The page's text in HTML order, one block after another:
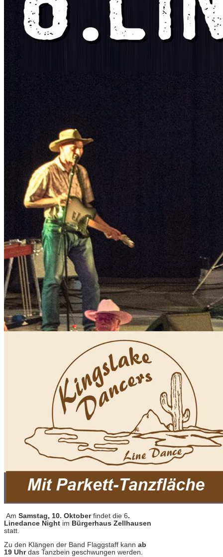
Am Samstag, 10. Oktoberfindet die 6.
Linedance Night im Bürgerhaus Zellhausen
statt.
Zu den Klängen der Band Flaggstaff kann ab
19 Uhrdas Tanzbein geschwungen werden.